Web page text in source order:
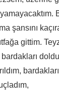
şansını
gittim.